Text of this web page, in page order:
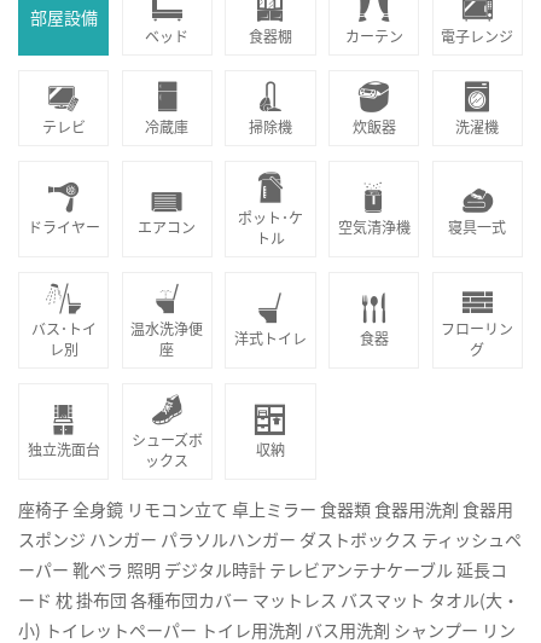
部屋設備
ベッド 食器棚 カーテン 電子レンジ
テレビ 冷蔵庫 掃除機 炊飯器 洗濯機
ドライヤー エアコン
ポット･ケ
トル
空気清浄機 寝具一式
バス･トイ
レ別
温水洗浄便
座
洋式トイレ 食器
フローリン
グ
独立洗面台
シューズボ
ックス
収納
座椅子 全身鏡 リモコン立て 卓上ミラー 食器類 食器用洗剤 食器用
スポンジ ハンガー パラソルハンガー ダストボックス ティッシュペ
ーパー 靴ベラ 照明 デジタル時計 テレビアンテナケーブル 延長コ
ード 枕 掛布団 各種布団カバー マットレス バスマット タオル(大・
小) トイレットペーパー トイレ用洗剤 バス用洗剤 シャンプー リン